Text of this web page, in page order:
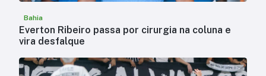
Bahia
Everton Ribeiro passa por cirurgia na coluna e
vira desfalque